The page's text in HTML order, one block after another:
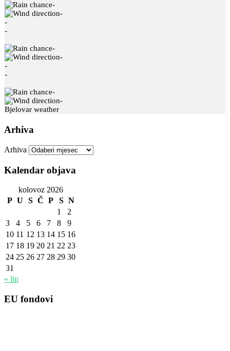
-
-
-
-
-
-
-
-
-
-
Bjelovar weather
Arhiva
Arhiva
Kalendar objava
kolovoz 2026
P U S Č P S N
1
2
3
4 5 6 7 8
9
10 11 12 13 14 15 16
17 18 19 20 21 22 23
24 25 26 27 28 29 30
31
« lip
EU fondovi